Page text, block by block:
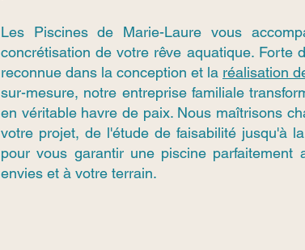
Les Piscines de Marie-Laure vous
concrétisation de votre rêve aquatique. Forte
reconnue dans la conception et la réalisation
sur-mesure, notre entreprise familiale
en véritable havre de paix. Nous maîtrisons
votre projet, de l'étude de faisabilité jusqu'à
pour vous garantir une piscine parfaitement
envies et à votre terrain.